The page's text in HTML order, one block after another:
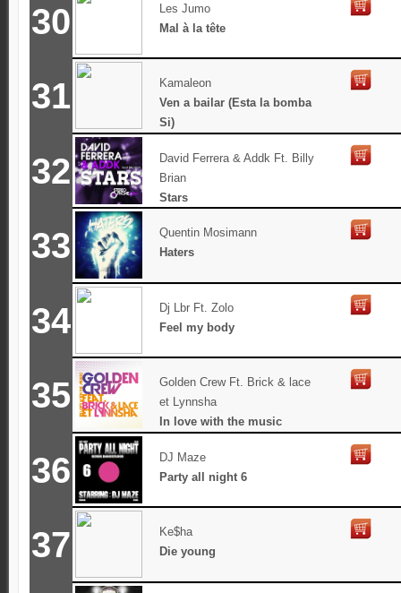
30
Les Jumo
Mal à la tête
31
Kamaleon
Ven a bailar (Esta la bomba
Si)
32
David Ferrera & Addk Ft. Billy
Brian
Stars
33
Quentin Mosimann
Haters
34
Dj Lbr Ft. Zolo
Feel my body
35
Golden Crew Ft. Brick & lace
et Lynnsha
In love with the music
36
DJ Maze
Party all night 6
37
Ke$ha
Die young